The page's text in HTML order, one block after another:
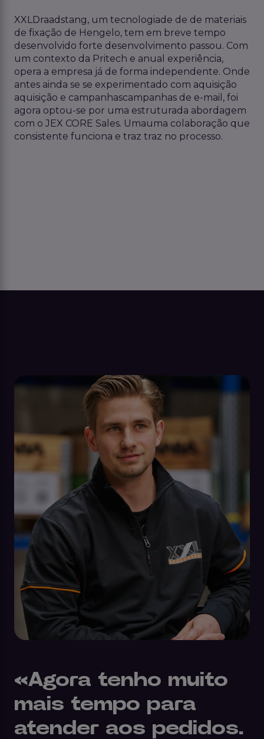
XXLDraadstang, um tecnologiade de de materiais
de fixação de Hengelo, tem em breve tempo
desenvolvido forte desenvolvimento passou. Com
um contexto da Pritech e anual experiência,
opera a empresa já de forma independente. Onde
antes ainda se se experimentado com aquisição
aquisição e campanhascampanhas de e-mail , foi
agora optou-se por uma estruturada abordagem
com o JEX CORE Sales. Umauma colaboração que
consistente funciona e traz traz no processo.
«Agora tenho muito
mais tempo para
atender aos pedidos.